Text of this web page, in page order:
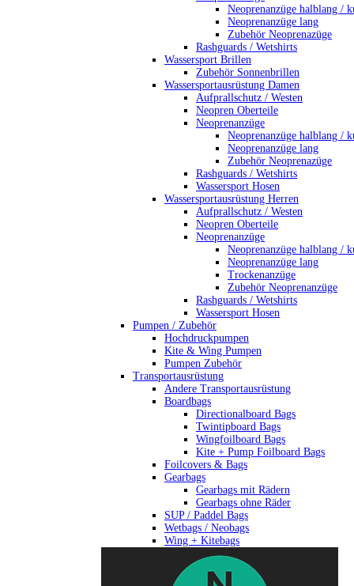
Neoprenanzüge halblang /
Neoprenanzüge lang
Zubehör Neoprenazüge
Rashguards / Wetshirts
Wassersport Brillen
Zubehör Sonnenbrillen
Wassersportausrüstung Damen
Aufprallschutz / Westen
Neopren Oberteile
Neoprenanzüge
Neoprenanzüge halblang /
Neoprenanzüge lang
Zubehör Neoprenazüge
Rashguards / Wetshirts
Wassersport Hosen
Wassersportausrüstung Herren
Aufprallschutz / Westen
Neopren Oberteile
Neoprenanzüge
Neoprenanzüge halblang /
Neoprenanzüge lang
Trockenanzüge
Zubehör Neoprenanzüge
Rashguards / Wetshirts
Wassersport Hosen
Pumpen / Zubehör
Hochdruckpumpen
Kite & Wing Pumpen
Pumpen Zubehör
Transportausrüstung
Andere Transportausrüstung
Boardbags
Directionalboard Bags
Twintipboard Bags
Wingfoilboard Bags
Kite + Pump Foilboard Bags
Foilcovers & Bags
Gearbags
Gearbags mit Rädern
Gearbags ohne Räder
SUP / Paddel Bags
Wetbags / Neobags
Wing + Kitebags